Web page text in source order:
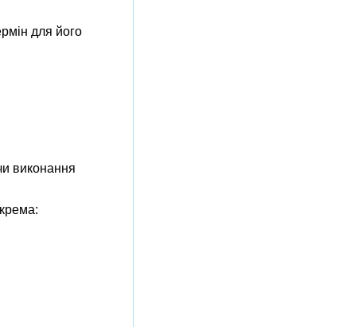
для його
виконання